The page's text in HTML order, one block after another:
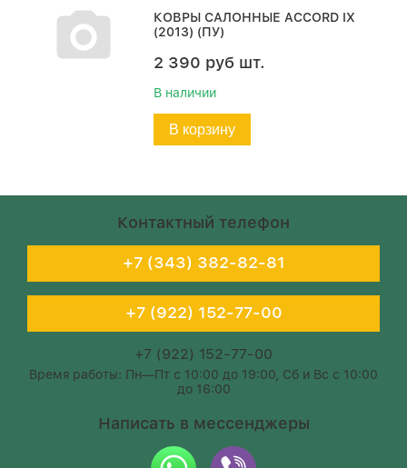
КОВРЫ САЛОННЫЕ ACCORD IX
(2013) (ПУ)
2 390 руб шт.
В наличии
В корзину
Контактный телефон
+7 (343) 382-82-81
+7 (922) 152-77-00
+7 (922) 152-77-00
Время работы: Пн—Пт с 10:00 до 19:00, Сб и Вс с 10:00
до 16:00
Написать в мессенджеры